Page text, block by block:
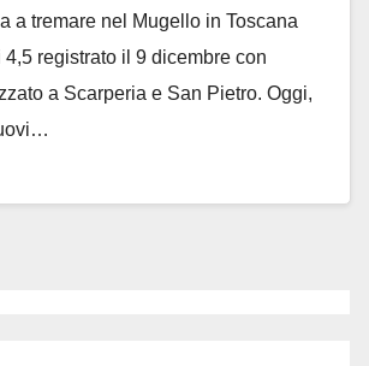
a tremare nel Mugello in Toscana
registrato il 9 dicembre con
a Scarperia e San Pietro. Oggi,